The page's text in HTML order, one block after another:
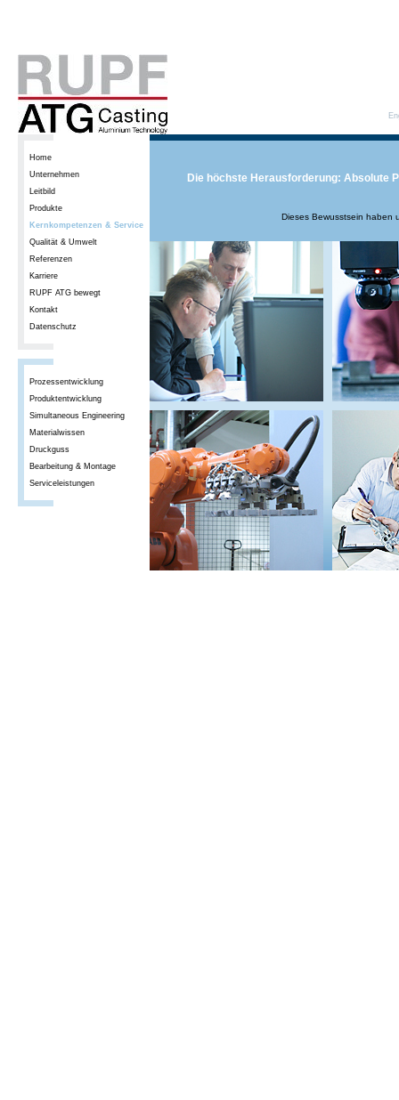
Home
Unternehmen
Leitbild
Produkte
Kernkompetenzen & Service
Qualität & Umwelt
Referenzen
Karriere
RUPF ATG bewegt
Kontakt
Datenschutz
Prozessentwicklung
Produktentwicklung
Simultaneous Engineering
Materialwissen
Druckguss
Bearbeitung & Montage
Serviceleistungen
Die höchste Herausforderung: Absolute
Dieses Bewusstsein haben